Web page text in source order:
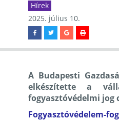
Hírek
2025. július 10.
A Budapesti
elkészítette a
fogyasztóvédelmi jog
Fogyasztóvédelem-